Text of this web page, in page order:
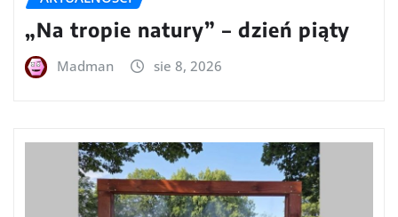
„Na tropie natury” – dzień piąty
Madman sie 8, 2026